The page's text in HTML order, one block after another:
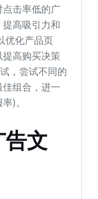
击率低的广
高吸引力和
优化产品页
高购买决策
，尝试不同的
组合，进一
)。
文